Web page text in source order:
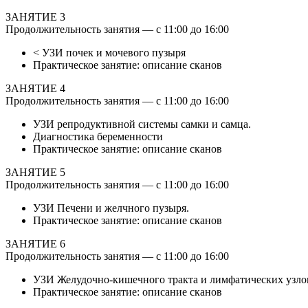
ЗАНЯТИЕ 3
Продолжительность занятия — с 11:00 до 16:00
< УЗИ почек и мочевого пузыря
Практическое занятие: описание сканов
ЗАНЯТИЕ 4
Продолжительность занятия — с 11:00 до 16:00
УЗИ репродуктивной системы самки и самца.
Диагностика беременности
Практическое занятие: описание сканов
ЗАНЯТИЕ 5
Продолжительность занятия — с 11:00 до 16:00
УЗИ Печени и желчного пузыря.
Практическое занятие: описание сканов
ЗАНЯТИЕ 6
Продолжительность занятия — с 11:00 до 16:00
УЗИ Желудочно-кишечного тракта и лимфатических
Практическое занятие: описание сканов